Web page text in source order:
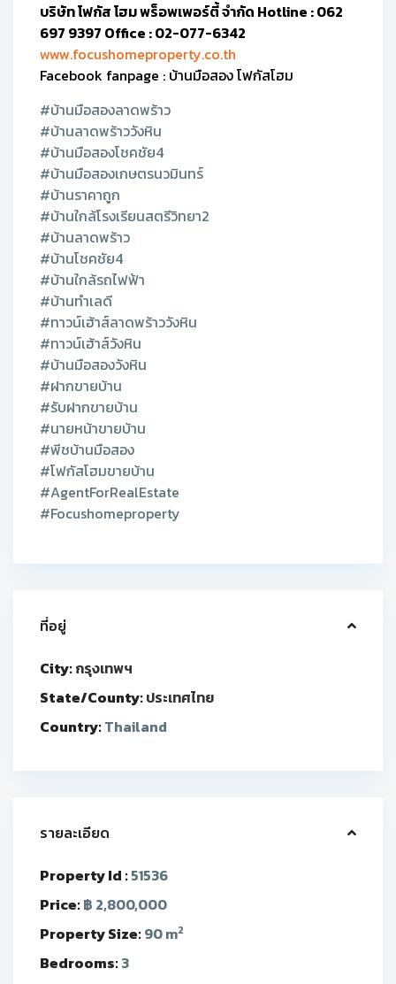
บริษัท โฟกัส โฮม พร็อพเพอร์ตี้ จำกัด Hotline : 062
697 9397 Office : 02-077-6342
www.focushomeproperty.co.th
Facebook fanpage : บ้านมือสอง โฟกัสโฮม
#บ้านมือสองลาดพร้าว
#บ้านลาดพร้าววังหิน
#บ้านมือสองโชคชัย4
#บ้านมือสองเกษตรนวมินทร์
#บ้านราคาถูก
#บ้านใกล้โรงเรียนสตรีวิทยา2
#บ้านลาดพร้าว
#บ้านโชคชัย4
#บ้านใกล้รถไฟฟ้า
#บ้านทำเลดี
#ทาวน์เฮ้าส์ลาดพร้าววังหิน
#ทาวน์เฮ้าส์วังหิน
#บ้านมือสองวังหิน
#ฝากขายบ้าน
#รับฝากขายบ้าน
#นายหน้าขายบ้าน
#พีชบ้านมือสอง
#โฟกัสโฮมขายบ้าน
#AgentForRealEstate
#Focushomeproperty
ที่อยู่
City:กรุงเทพฯ
State/County:ประเทศไทย
Country:Thailand
รายละเอียด
Property Id :51536
Price:฿ 2,800,000
Property Size:90 m2
Bedrooms:3